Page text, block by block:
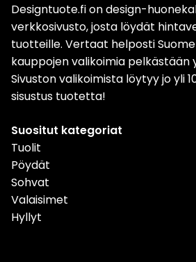
Designtuote.fi on design-
verkkosivusto, josta löydät
tuotteille. Vertaat helposti
kauppojen valikoimia pelkästään
Sivuston valikoimista löytyy jo yli
sisustus tuotetta!
Suositut kategoriat
Tuolit
Pöydät
Sohvat
Valaisimet
Hyllyt